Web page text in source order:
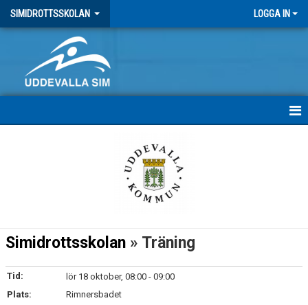
SIMIDROTTSSKOLAN LOGGA IN
Simidrottsskolan » Träning
Tid:
lör 18 oktober, 08:00 - 09:00
Plats:
Rimnersbadet